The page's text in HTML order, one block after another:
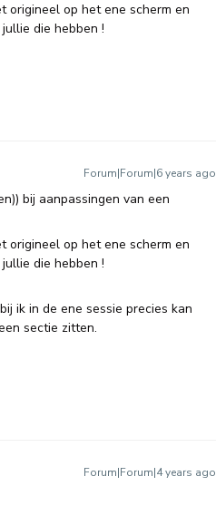
origineel op het ene scherm en
die hebben !
Forum|Forum|6 years ago
bij aanpassingen van een
origineel op het ene scherm en
die hebben !
ik in de ene sessie precies kan
sectie zitten.
Forum|Forum|4 years ago